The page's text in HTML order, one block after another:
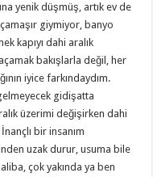
yenik düşmüş, artık ev de
giymiyor, banyo
kapıyı dahi aralık
bakışlarla değil, her
iyice farkındaydım.
gidişatta
üzerimi değişirken dahi
bir insanım
uzak durur, usuma bile
çok yakında ya ben